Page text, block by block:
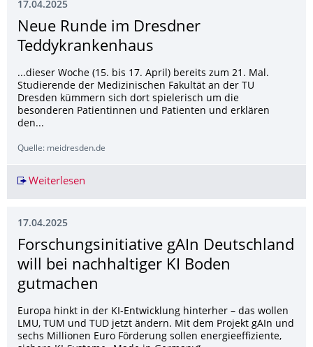
17.04.2025
Neue Runde im Dresdner
Teddykrankenhaus
...dieser Woche (15. bis 17. April) bereits zum 21. Mal.
Studierende der Medizinischen Fakultät an der TU
Dresden kümmern sich dort spielerisch um die
besonderen Patientinnen und Patienten und erklären
den...
Quelle: meidresden.de
Weiterlesen
17.04.2025
Forschungsinitia­tive gAIn Deutschland
will bei nachhaltiger KI Boden
gutmachen
Europa hinkt in der KI-Entwicklung hinterher – das wollen
LMU, TUM und TUD jetzt ändern. Mit dem Projekt gAIn und
sechs Millionen Euro Förderung sollen energieeffiziente,